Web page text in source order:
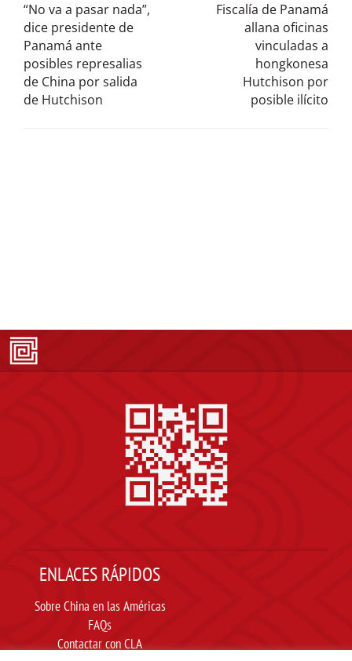
“No va a pasar nada”,
dice presidente de
Panamá ante
posibles represalias
de China por salida
de Hutchison
Fiscalía de Panamá
allana oficinas
vinculadas a
hongkonesa
Hutchison por
posible ilícito
ENLACES RÁPIDOS
Sobre China en las Américas
FAQs
Contactar con CLA